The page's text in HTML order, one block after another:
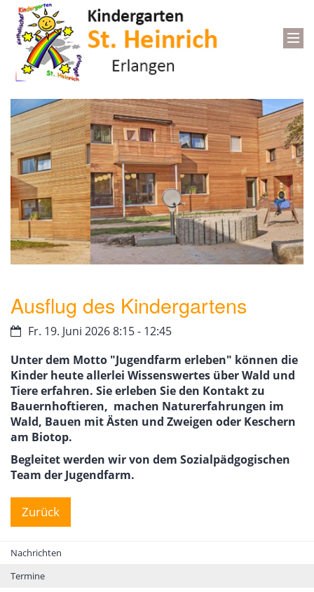
Ausflug des Kindergartens
Datum:Fr. 19. Juni 2026 8:15 - 12:45
Unter dem Motto "Jugendfarm erleben" können die
Kinder heute allerlei Wissenswertes über Wald und
Tiere erfahren. Sie erleben Sie den Kontakt zu
Bauernhoftieren, machen Naturerfahrungen im
Wald, Bauen mit Ästen und Zweigen oder Keschern
am Biotop.
Begleitet werden wir von dem Sozialpädgogischen
Team der Jugendfarm.
Zurück
Nachrichten
Termine